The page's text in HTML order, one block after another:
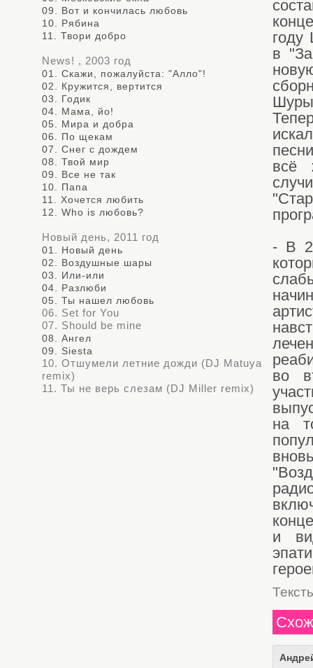
году
в
всё
- В
во
на
и
09. Вот и кончилась любовь
10. Рябина
11. Твори добро
News! , 2003 год
01. Скажи, пожалуйста: "Алло"!
02. Кружится, вертится
03. Годик
04. Мама, йо!
05. Мира и добра
06. По щекам
07. Снег с дождем
08. Твой мир
09. Все не так
10. Папа
11. Хочется любить
12. Who is любовь?
Новый день, 2011 год
01. Новый день
02. Воздушные шары
03. Или-или
04. Разлюби
05. Ты нашел любовь
06. Set for You
07. Should be mine
08. Ангел
09. Siesta
10. Отшумели летние дожди (DJ Matuya
remix)
11. Ты не верь слезам (DJ Miller remix)